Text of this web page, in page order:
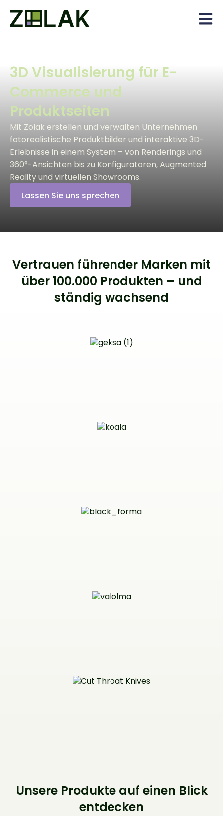
Open
3D Visualisierung für E-
Commerce und
Produktseiten
Mit Zolak erstellen und verwalten Unternehmen
fotorealistische Produktbilder und interaktive 3D-
Erlebnisse in einem System – von Renderings und
360°-Ansichten bis zu Konfiguratoren, Augmented
Reality und virtuellen Showrooms.
Lassen Sie uns sprechen
Vertrauen führender Marken mit
über 100.000 Produkten – und
ständig wachsend
Unsere Produkte auf einen Blick
entdecken